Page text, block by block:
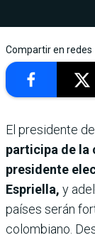
Compartir en redes
El presidente
participa de la
presidente
Espriella, y
países serán
colombiano.